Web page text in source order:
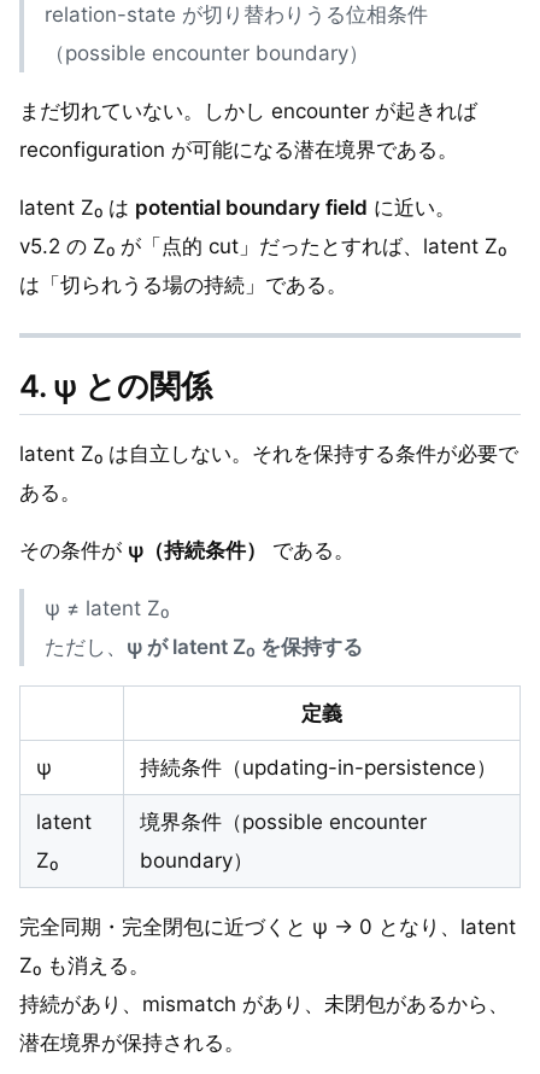
relation-state が切り替わりうる位相条件
（possible encounter boundary）
まだ切れていない。しかし encounter が起きれば
reconfiguration が可能になる潜在境界である。
latent Z₀ は potential boundary field に近い。
v5.2 の Z₀ が「点的 cut」だったとすれば、latent Z₀
は「切られうる場の持続」である。
4. ψ との関係
latent Z₀ は自立しない。それを保持する条件が必要で
ある。
その条件が ψ（持続条件） である。
ψ ≠ latent Z₀
ただし、 ψ が latent Z₀ を保持する
定義
ψ 持続条件（updating-in-persistence）
latent
Z₀
境界条件（possible encounter
boundary）
完全同期・完全閉包に近づくと ψ → 0 となり、latent
Z₀ も消える。
持続があり、mismatch があり、未閉包があるから、
潜在境界が保持される。